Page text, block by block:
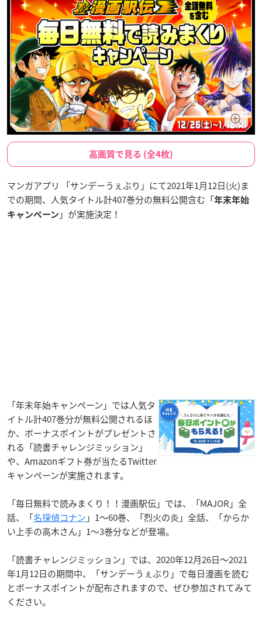
高画質で見る (全4枚)
マンガアプリ 「サンデーうぇぶり」にて2021年1月12日(火)ま
での期間、人気タイトル計407巻分の無料公開含む「年末年始
キャンペーン 」が実施決定！
「年末年始キャンペーン」では人気タ
イトル計407巻分が無料公開されるほ
か、ボーナスポイントがプレゼントさ
れる「読書チャレンジミッション」
や、Amazonギフト券が当たるTwitter
キャンペーンが実施されます。
「毎日無料で読みまくり！！漫画駅伝」では、「MAJOR」全
話、「名探偵コナン 」1〜60巻、「烈火の炎」全話、「からか
い上手の高木さん」1〜3巻分などが登場。
「読書チャレンジミッション」では、2020年12月26日〜2021
年1月12日の期間中、「サンデーうぇぶり」で毎日漫画を読む
とボーナスポイントが配布されますので、ぜひ参加されてみて
ください。